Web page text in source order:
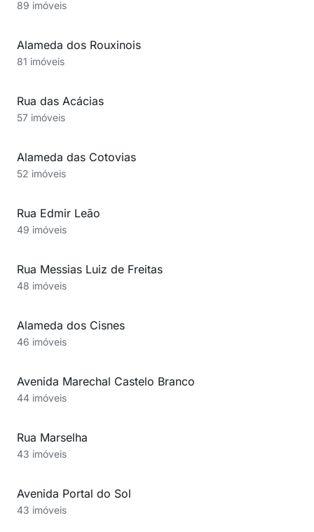
89 imóveis
Alameda dos Rouxinois
81 imóveis
Rua das Acácias
57 imóveis
Alameda das Cotovias
52 imóveis
Rua Edmir Leão
49 imóveis
Rua Messias Luiz de Freitas
48 imóveis
Alameda dos Cisnes
46 imóveis
Avenida Marechal Castelo Branco
44 imóveis
Rua Marselha
43 imóveis
Avenida Portal do Sol
43 imóveis